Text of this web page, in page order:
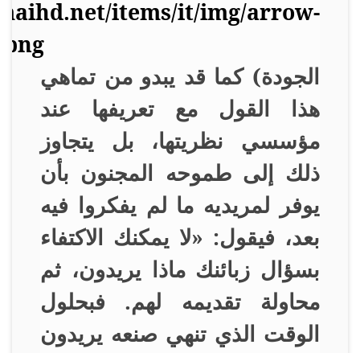
الجودة) كما قد يبدو من تماهي
هذا القول مع تعريفها عند
مؤسسي نظريتها، بل يتجاوز
ذلك إلى طموحه المجنون بأن
يوفر لمريديه ما لم يفكروا فيه
بعد، فيقول: «لا يمكنك الاكتفاء
بسؤال زبائنك ماذا يريدون، ثم
محاولة تقديمه لهم. فبحلول
الوقت الذي تنهي صنعه يريدون